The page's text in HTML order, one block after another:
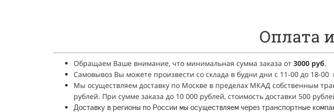
Оплата
Обращаем Ваше внимание, что минимальная сумма заказа от 3000 руб.
Самовывоз Вы можете произвести со склада в будни дни с 11-00 до 18-00
Мы осуществляем доставку по Москве в пределах МКАД собственным
рублей. При сумме заказа до 10 000 рублей, стоимость доставки 500
Доставку в регионы по России мы осуществляем через транспортные